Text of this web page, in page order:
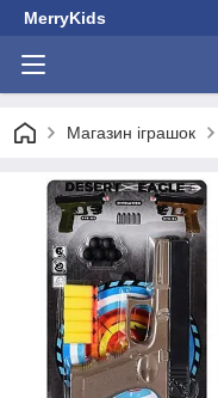
MerryKids
Магазин іграшок